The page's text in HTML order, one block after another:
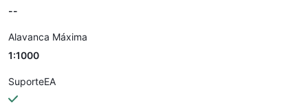
--
Alavanca Máxima
1:1000
SuporteEA